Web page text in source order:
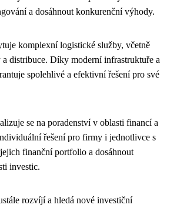
a dosáhnout konkurenční výhody.
komplexní logistické služby, včetně
distribuce. Díky moderní infrastruktuře a
spolehlivé a efektivní řešení pro své
se na poradenství v oblasti financí a
řešení pro firmy i jednotlivce s
finanční portfolio a dosáhnout
investic.
rozvíjí a hledá nové investiční